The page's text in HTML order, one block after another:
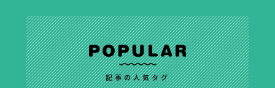
記事の人気タグ